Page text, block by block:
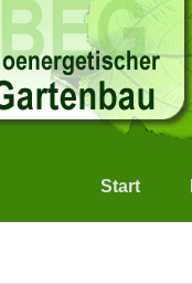
Start